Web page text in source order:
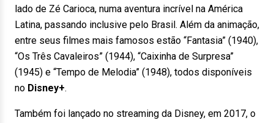
lado de Zé Carioca, numa aventura incrível na América
Latina, passando inclusive pelo Brasil. Além da animação,
entre seus filmes mais famosos estão “Fantasia” (1940),
“Os Três Cavaleiros” (1944), “Caixinha de Surpresa”
(1945) e “Tempo de Melodia” (1948), todos disponíveis
no Disney+.
Também foi lançado no streaming da Disney, em 2017, o